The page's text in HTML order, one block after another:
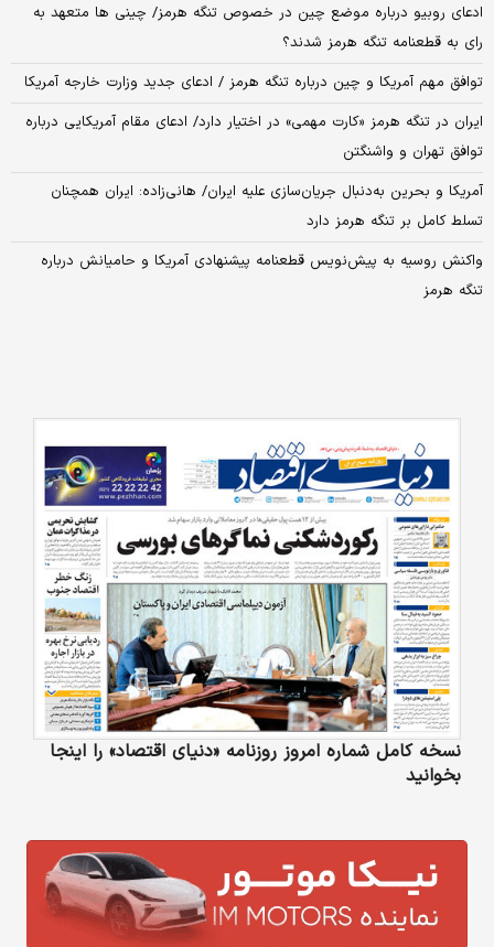
ادعای روبیو درباره موضع چین در خصوص تنگه هرمز/ چینی ها متعهد به
رای به قطعنامه تنگه هرمز شدند؟
توافق مهم آمریکا و چین درباره تنگه هرمز / ادعای جدید وزارت خارجه آمریکا
ایران در تنگه هرمز «کارت مهمی» در اختیار دارد/ ادعای مقام آمریکایی درباره
توافق تهران و واشنگتن
آمریکا و بحرین به‌دنبال جریان‌سازی علیه ایران/ هانی‌زاده: ایران همچنان
تسلط کامل بر تنگه هرمز دارد
واکنش روسیه به پیش‌نویس قطعنامه پیشنهادی آمریکا و حامیانش درباره
تنگه هرمز
نسخه کامل شماره امروز روزنامه «دنیای‌ اقتصاد» را اینجا
بخوانید